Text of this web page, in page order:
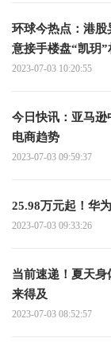
环球今热点：港股
意接手楼盘“凯玥”
2023-07-03 10:20:55
今日快讯：亚马
电商趋势
2023-07-03 09:59:37
25.98万元起！华
2023-07-03 09:33:26
当前速递！夏天
来得及
2023-07-03 08:52:57